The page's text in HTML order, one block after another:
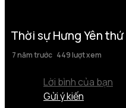
Thời sự Hưng Yên
7 năm trước 449 lượt xem
Lời bình của bạn
Gửi ý kiến